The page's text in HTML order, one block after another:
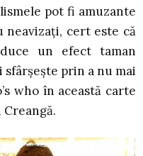
pot fi amuzante
neavizați, cert este că
un efect taman
prin a nu mai
who în această carte